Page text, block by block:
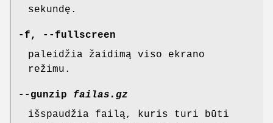
sekundę.
-f, --fullscreen
paleidžia žaidimą viso ekrano
režimu.
--gunzip failas.gz
išspaudžia failą, kuris turi būti